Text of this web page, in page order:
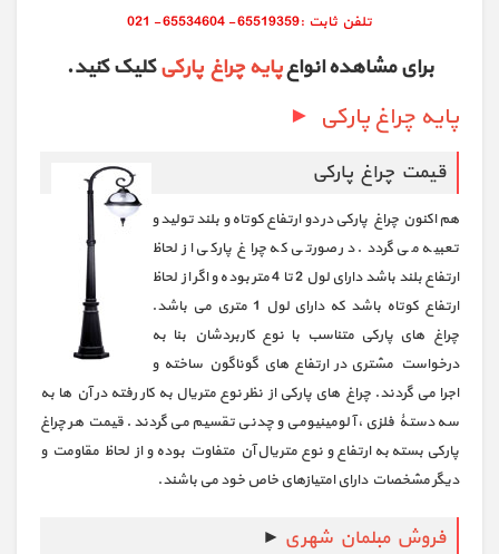
برای مشاهده انواعپایه چراغ پارکیکلیک کنید.
پایه چراغ پارکی ►
قیمت چراغ پارکی
هم اکنون چراغ پارکی در دو ارتفاع کوتاه و بلند تولید و
تعبیه می گردد. در صورتی که چراغ پارکی از لحاظ
ارتفاع بلند باشد دارای لول 2 تا 4 متر بوده و اگر از لحاظ
ارتفاع کوتاه باشد که دارای لول 1 متری می باشد.
چراغ های پارکی متناسب با نوع کاربردشان بنا به
درخواست مشتری در ارتفاع های گوناگون ساخته و
اجرا می گردند. چراغ های پارکی از نظر نوع متریال به کار رفته در آن ها به
سه دستۀ فلزی، آلومینیومی و چدنی تقسیم می گردند. قیمت هر چراغ
پارکی بسته به ارتفاع و نوع متریال آن متفاوت بوده و از لحاظ مقاومت و
دیگر مشخصات دارای امتیازهای خاص خود می باشند.
فروش مبلمان شهری ►